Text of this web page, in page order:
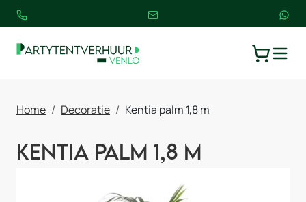
Home Decoratie Kentia palm 1,8 m
Kentia palm 1,8 m